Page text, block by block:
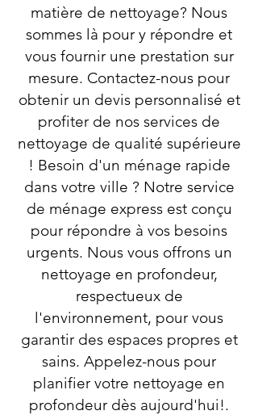
matière de nettoyage? Nous
sommes là pour y répondre et
vous fournir une prestation sur
mesure. Contactez-nous pour
obtenir un devis personnalisé et
profiter de nos services de
nettoyage de qualité supérieure
! Besoin d'un ménage rapide
dans votre ville ? Notre service
de ménage express est conçu
pour répondre à vos besoins
urgents. Nous vous offrons un
nettoyage en profondeur,
respectueux de
l'environnement, pour vous
garantir des espaces propres et
sains. Appelez-nous pour
planifier votre nettoyage en
profondeur dès aujourd'hui!.